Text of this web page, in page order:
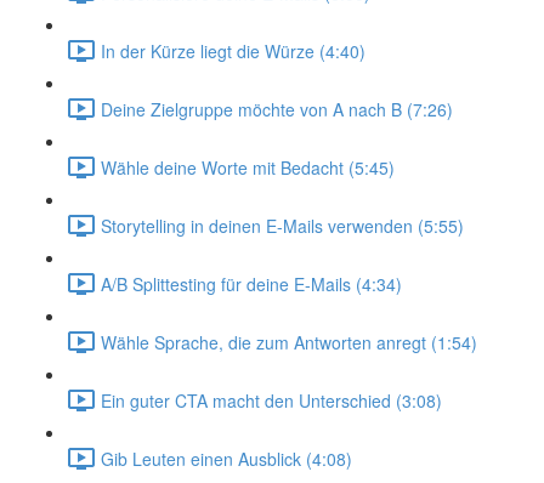
In der Kürze liegt die Würze (4:40)
Deine Zielgruppe möchte von A nach B (7:26)
Wähle deine Worte mit Bedacht (5:45)
Storytelling in deinen E-Mails verwenden (5:55)
A/B Splittesting für deine E-Mails (4:34)
Wähle Sprache, die zum Antworten anregt (1:54)
Ein guter CTA macht den Unterschied (3:08)
Gib Leuten einen Ausblick (4:08)